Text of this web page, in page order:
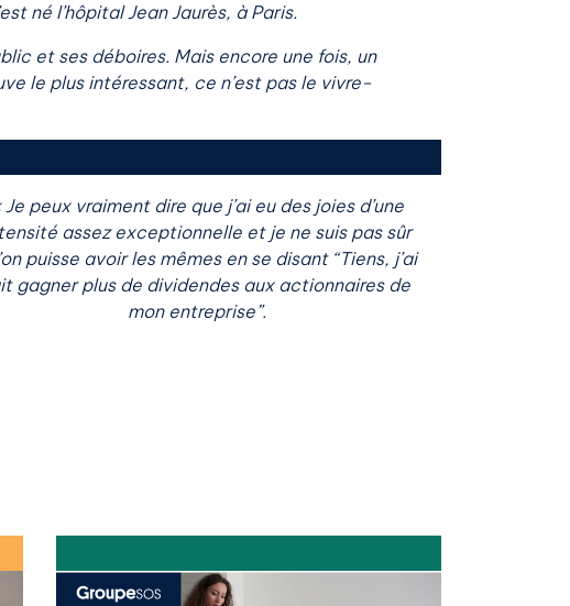
né l’hôpital Jean Jaurès, à Paris.
et ses déboires. Mais encore une fois, un
le plus intéressant, ce n’est pas le vivre-
Je peux vraiment dire que j’ai eu des joies d’une
assez exceptionnelle et je ne suis pas sûr
puisse avoir les mêmes en se disant “Tiens, j’ai
gagner plus de dividendes aux actionnaires de
mon entreprise”.